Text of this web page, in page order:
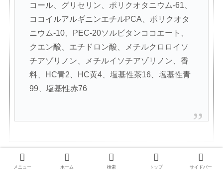
コール、グリセリン、ポリクオタニウム-61、
ココイルアルギニンエチルPCA、ポリクオタ
ニウム-10、PEC-20ソルビタンココエート、
クエン酸、エチドロン酸、メチルクロロイソ
チアゾリノン、メチルイソチアゾリノン、香
料、HC青2、HC黄4、塩基性茶16、塩基性青
99、塩基性赤76
メニュー ホーム 検索 トップ サイドバー